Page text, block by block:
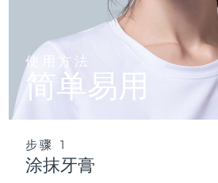
使用方法
简单易用
步骤 1
涂抹牙膏